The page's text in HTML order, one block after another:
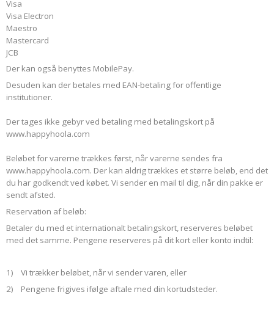
Visa
Visa Electron
Maestro
Mastercard
JCB
Der kan også benyttes MobilePay.
Desuden kan der betales med EAN-betaling for offentlige
institutioner.
Der tages ikke gebyr ved betaling med betalingskort på
www.happyhoola.com
Beløbet for varerne trækkes først, når varerne sendes fra
www.happyhoola.com. Der kan aldrig trækkes et større beløb, end det
du har godkendt ved købet. Vi sender en mail til dig, når din pakke er
sendt afsted.
Reservation af beløb:
Betaler du med et internationalt betalingskort, reserveres beløbet
med det samme. Pengene reserveres på dit kort eller konto indtil:
1) Vi trækker beløbet, når vi sender varen, eller
2) Pengene frigives ifølge aftale med din kortudsteder.